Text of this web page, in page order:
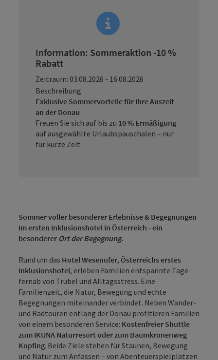
Information: Sommeraktion -10 %
Rabatt
Zeitraum: 03.08.2026 - 16.08.2026
Beschreibung:
Exklusive Sommervorteile für Ihre Auszeit
an der Donau
Freuen Sie sich auf bis zu 10 % Ermäßigung
auf ausgewählte Urlaubspauschalen – nur
für kurze Zeit.
Sommer voller besonderer Erlebnisse & Begegnungen
Im ersten Inklusionshotel in Österreich - ein
besonderer Ort der Begegnung.
Rund um das Hotel Wesenufer, Österreichs erstes
Inklusionshotel, erleben Familien entspannte Tage
fernab von Trubel und Alltagsstress. Eine
Familienzeit, die Natur, Bewegung und echte
Begegnungen miteinander verbindet. Neben Wander-
und Radtouren entlang der Donau profitieren Familien
von einem besonderen Service: Kostenfreier Shuttle
zum IKUNA Naturresort oder zum Baumkronenweg
Kopfing. Beide Ziele stehen für Staunen, Bewegung
und Natur zum Anfassen – von Abenteuerspielplätzen